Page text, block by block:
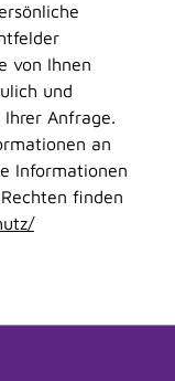
von Ihnen
und
Anfrage.
an
Informationen
finden